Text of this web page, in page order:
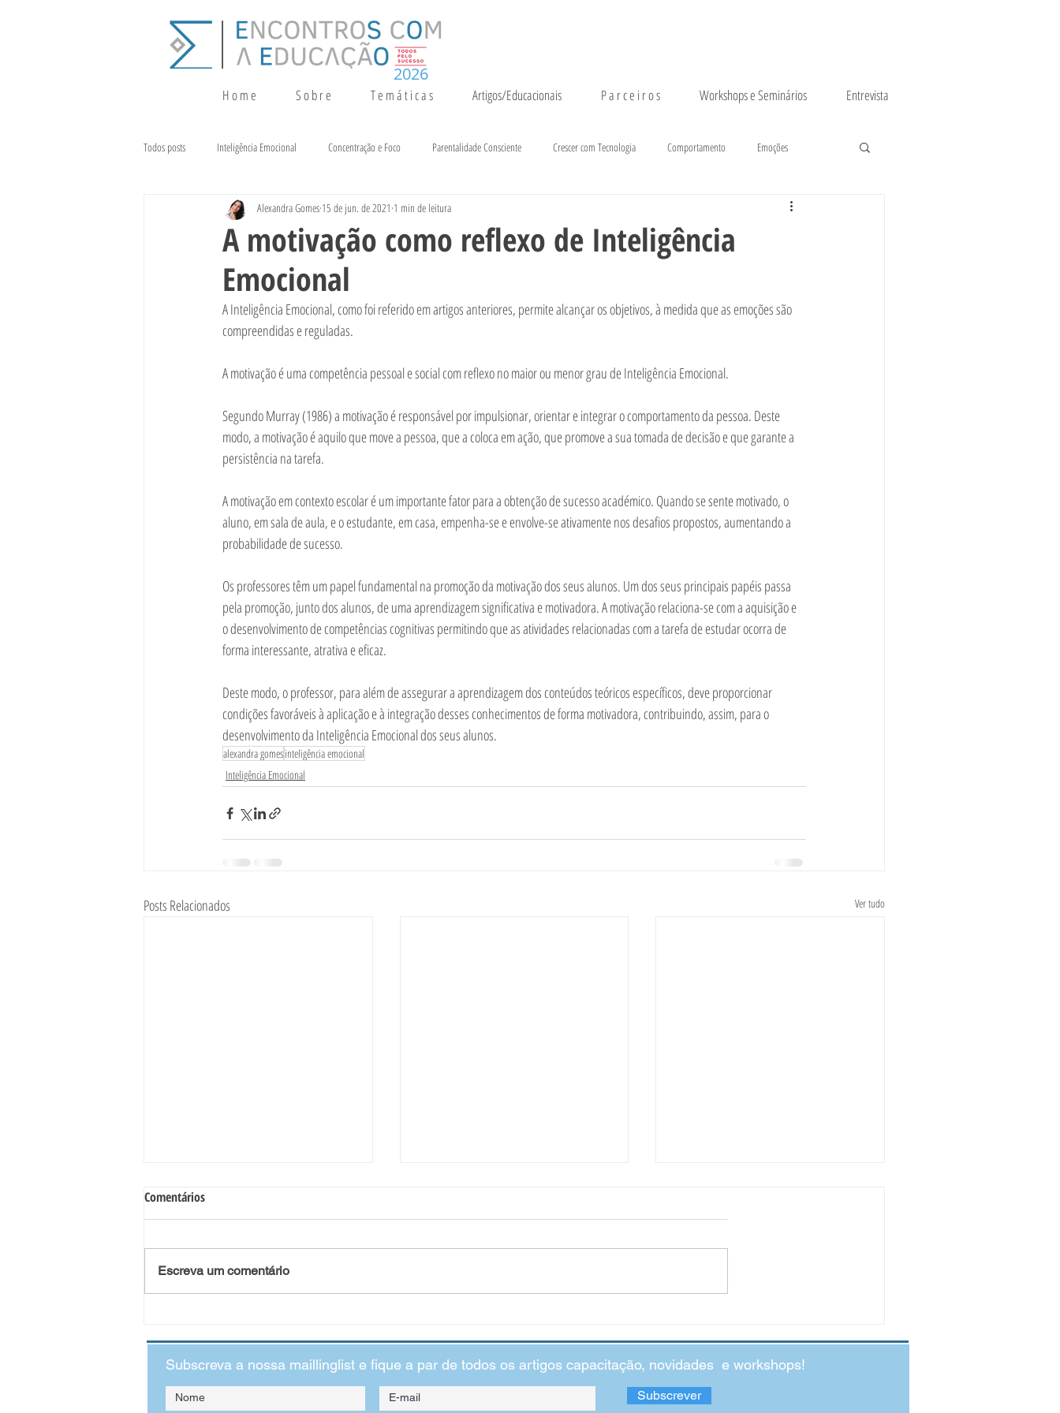
H o m e S o b r e T e m á t i c a s Artigos/Educacionais P a r c e i r o s Workshops e Seminários Entrevista
2026
Todos posts Inteligência Emocional Concentração e Foco Parentalidade Consciente Crescer com Tecnologia Comportamento Emoções
Terapia da Fala Alimentação e Crescimento
A motivação como reflexo de Inteligência
Emocional
Alexandra Gomes 15 de jun. de 2021 1 min de leitura
A Inteligência Emocional, como foi referido em artigos anteriores, permite alcançar os objetivos, à medida que as emoções são
compreendidas e reguladas.
A motivação é uma competência pessoal e social com reflexo no maior ou menor grau de Inteligência Emocional.
Segundo Murray (1986) a motivação é responsável por impulsionar, orientar e integrar o comportamento da pessoa. Deste
modo, a motivação é aquilo que move a pessoa, que a coloca em ação, que promove a sua tomada de decisão e que garante a
persistência na tarefa.
A motivação em contexto escolar é um importante fator para a obtenção de sucesso académico. Quando se sente motivado, o
aluno, em sala de aula, e o estudante, em casa, empenha-se e envolve-se ativamente nos desafios propostos, aumentando a
probabilidade de sucesso.
Os professores têm um papel fundamental na promoção da motivação dos seus alunos. Um dos seus principais papéis passa
pela promoção, junto dos alunos, de uma aprendizagem significativa e motivadora. A motivação relaciona-se com a aquisição e
o desenvolvimento de competências cognitivas permitindo que as atividades relacionadas com a tarefa de estudar ocorra de
forma interessante, atrativa e eficaz.
Deste modo, o professor, para além de assegurar a aprendizagem dos conteúdos teóricos específicos, deve proporcionar
condições favoráveis à aplicação e à integração desses conhecimentos de forma motivadora, contribuindo, assim, para o
desenvolvimento da Inteligência Emocional dos seus alunos.
alexandra gomesinteligência emocional
Inteligência Emocional
Posts Relacionados Ver tudo
no Desenvolvimento Infantil:
quando as crianças veem o que
não deveriam ver
impacto das crenças limitadoras
Ansiedade Jovem
Comentários
Escreva um comentário
Subscreva a nossa maillinglist e fique a par de todos os artigos capacitação, novidades e workshops!
Subscrever